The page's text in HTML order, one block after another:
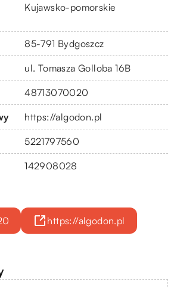
Kujawsko-pomorskie
85-791 Bydgoszcz
ul. Tomasza Golloba 16B
48713070020
https://algodon.pl
5221797560
142908028
https://algodon.pl